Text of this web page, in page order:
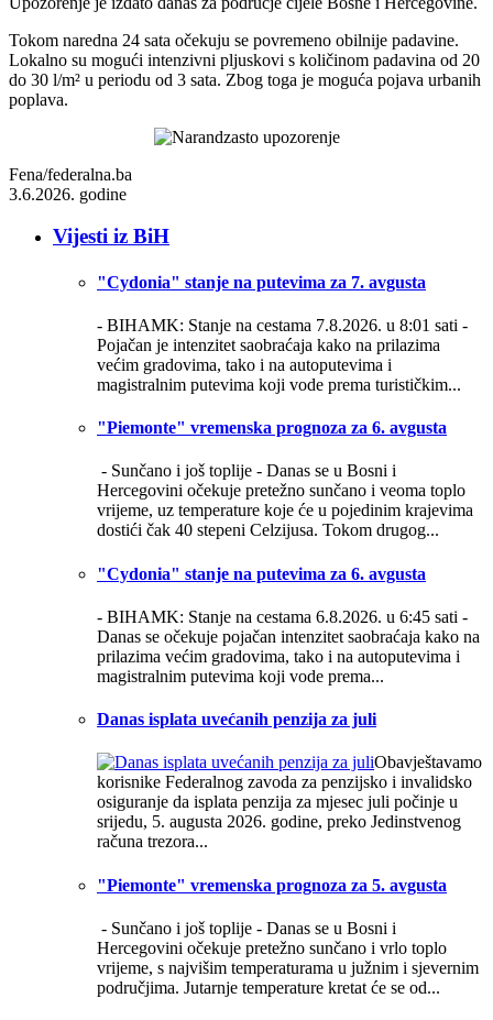
Tokom naredna 24 sata očekuju se povremeno obilnije padavine.
Lokalno su mogući intenzivni pljuskovi s količinom padavina od 20
do 30 l/m² u periodu od 3 sata. Zbog toga je moguća pojava urbanih
poplava.
Fena/federalna.ba
3.6.2026. godine
Vijesti iz BiH
"Cydonia" stanje na putevima za 7. avgusta
- BIHAMK: Stanje na cestama 7.8.2026. u 8:01 sati -
Pojačan je intenzitet saobraćaja kako na prilazima
većim gradovima, tako i na autoputevima i
magistralnim putevima koji vode prema turističkim...
"Piemonte" vremenska prognoza za 6. avgusta
- Sunčano i još toplije - Danas se u Bosni i
Hercegovini očekuje pretežno sunčano i veoma toplo
vrijeme, uz temperature koje će u pojedinim krajevima
dostići čak 40 stepeni Celzijusa. Tokom drugog...
"Cydonia" stanje na putevima za 6. avgusta
- BIHAMK: Stanje na cestama 6.8.2026. u 6:45 sati -
Danas se očekuje pojačan intenzitet saobraćaja kako na
prilazima većim gradovima, tako i na autoputevima i
magistralnim putevima koji vode prema...
Danas isplata uvećanih penzija za juli
Obavještavamo
korisnike Federalnog zavoda za penzijsko i invalidsko
osiguranje da isplata penzija za mjesec juli počinje u
srijedu, 5. augusta 2026. godine, preko Jedinstvenog
računa trezora...
"Piemonte" vremenska prognoza za 5. avgusta
- Sunčano i još toplije - Danas se u Bosni i
Hercegovini očekuje pretežno sunčano i vrlo toplo
vrijeme, s najvišim temperaturama u južnim i sjevernim
područjima. Jutarnje temperature kretat će se od...